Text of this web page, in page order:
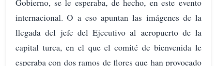
internacional. O a eso apuntan las imágenes de la
llegada del jefe del Ejecutivo al aeropuerto de la
capital turca, en el que el comité de bienvenida le
esperaba con dos ramos de flores que han provocado